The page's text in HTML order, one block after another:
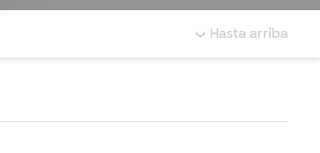
Hasta arriba